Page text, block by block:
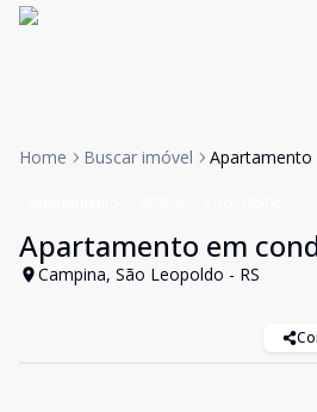
Home Buscar imóvel Apartamento
Apartamento em
Campina, São Leopoldo - RS